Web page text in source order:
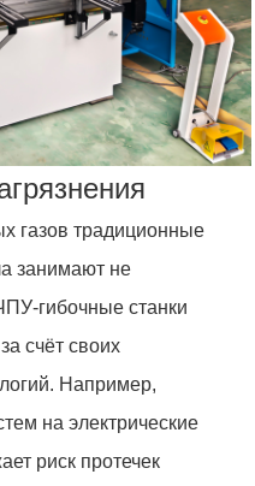
газов традиционные
занимают не
гибочные станки
счёт своих
Например,
на электрические
риск протечек